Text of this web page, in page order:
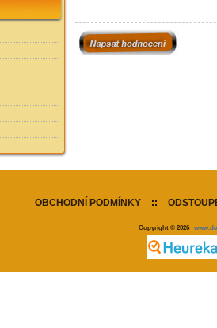
OBCHODNÍ PODMÍNKY ::
Copyright © 2026